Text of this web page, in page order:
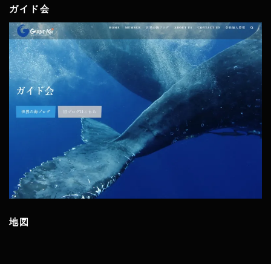
ガイド会
地図